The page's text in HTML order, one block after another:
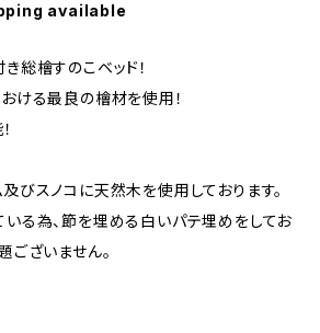
available
総檜すのこベッド！
ける最良の檜材を使用！
びスノコに天然木を使用しております。
る為、節を埋める白いパテ埋めをしてお
ございません。